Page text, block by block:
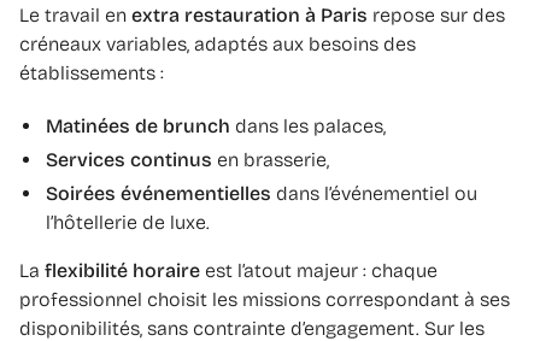
Le travail en extra restauration à Paris repose sur des
créneaux variables, adaptés aux besoins des
établissements :
Matinées de brunch dans les palaces,
Services continus en brasserie,
Soirées événementielles dans l’événementiel ou
l’hôtellerie de luxe.
La flexibilité horaire est l’atout majeur : chaque
professionnel choisit les missions correspondant à ses
disponibilités, sans contrainte d’engagement. Sur les